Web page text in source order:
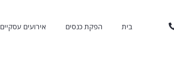
בית הפקת כנסים אירועים עסקיים